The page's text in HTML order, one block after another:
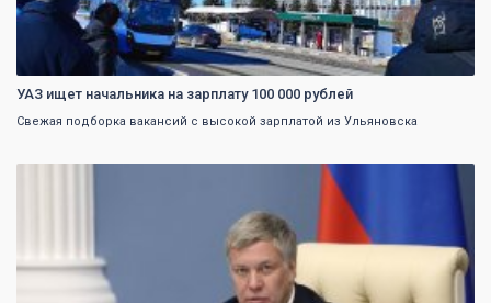
УАЗ ищет начальника на зарплату 100 000 рублей
Свежая подборка вакансий с высокой зарплатой из Ульяновска